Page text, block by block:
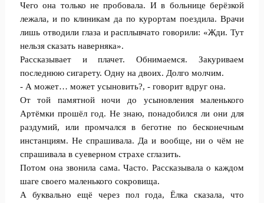
Чего она только не пробовала. И в больнице берёзкой
лежала, и по клиникам да по курортам поездила. Врачи
лишь отводили глаза и расплывчато говорили: «Жди. Тут
нельзя сказать наверняка».
Рассказывает и плачет. Обнимаемся. Закуриваем
последнюю сигарету. Одну на двоих. Долго молчим.
- А может… может усыновить?, - говорит вдруг она.
От той памятной ночи до усыновления маленького
Артёмки прошёл год. Не знаю, понадобился ли они для
раздумий, или промчался в беготне по бесконечным
инстанциям. Не спрашивала. Да и вообще, ни о чём не
спрашивала в суеверном страхе сглазить.
Потом она звонила сама. Часто. Рассказывала о каждом
шаге своего маленького сокровища.
А буквально ещё через пол года, Ёлка сказала, что